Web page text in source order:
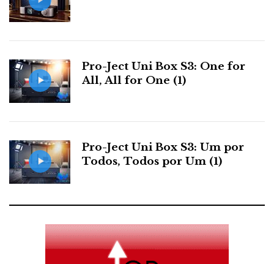
Pro-Ject Uni Box S3: One for
All, All for One (1)
Pro-Ject Uni Box S3: Um por
Todos, Todos por Um (1)